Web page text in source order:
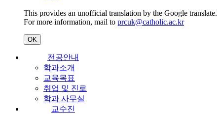
This provides an unofficial translation by the Google translate.
For more information, mail to prcuk@catholic.ac.kr
OK
전공안내
학과소개
교육목표
취업 및 진로
학과 사무실
교수진